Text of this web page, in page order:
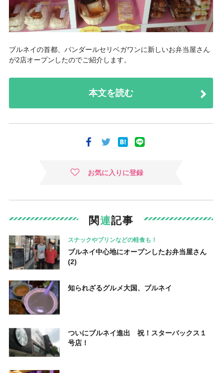
ブルネイの首都、バンダールセリベガワンに新しいお弁当屋さん
が2店オープンしたのでご紹介します。
本文を読む
お気に入りに登録
関連記事
スナックやプリンなどの軽食も！
ブルネイ中心地にオープンしたお弁当屋さん
(2)
知られざるグルメ大国、ブルネイ
ついにブルネイ進出 祝！スターバックス１
号店！